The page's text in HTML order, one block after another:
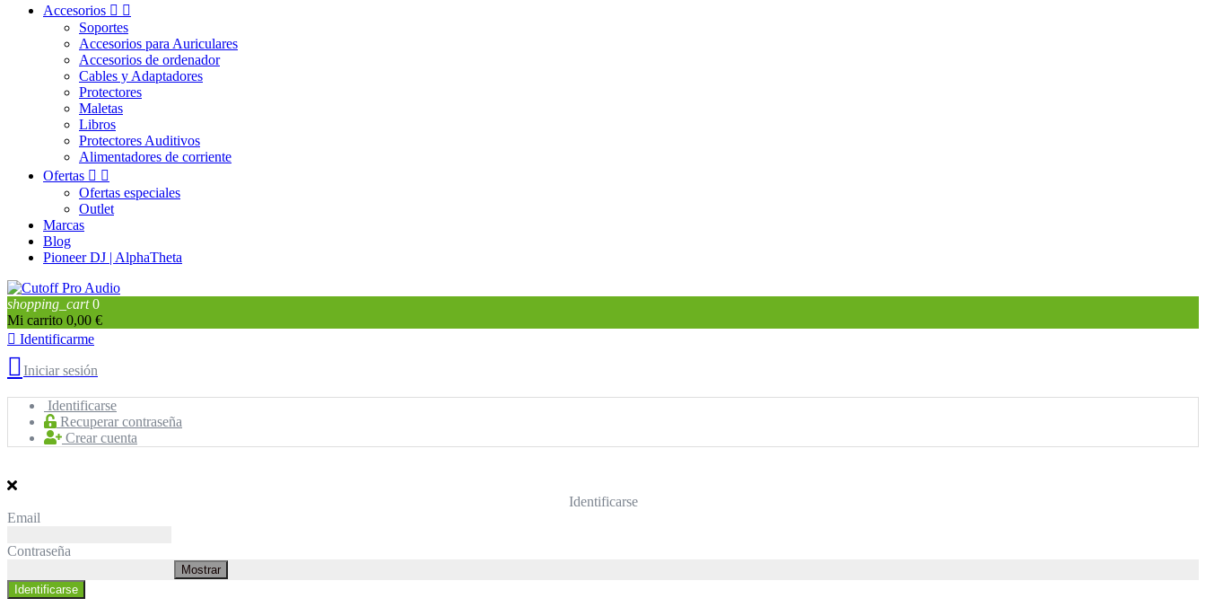
Accesorios  
Soportes
Accesorios para Auriculares
Accesorios de ordenador
Cables y Adaptadores
Protectores
Maletas
Libros
Protectores Auditivos
Alimentadores de corriente
Ofertas  
Ofertas especiales
Outlet
Marcas
Blog
Pioneer DJ | AlphaTheta
shopping_cart 0
Mi carrito 0,00 €
 Identificarme
Iniciar sesión
Identificarse
Recuperar contraseña
Crear cuenta
Identificarse
Email
Contraseña
Mostrar
Identificarse